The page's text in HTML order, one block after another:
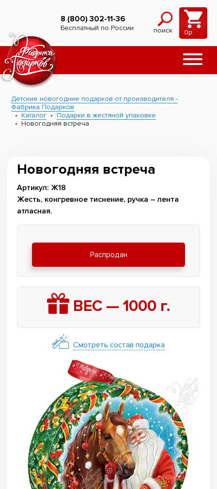
8 (800) 302-11-36
Бесплатный по России поиск 0р.
Детские новогодние подарков от производителя -
Фабрика Подарков
Каталог
Подарки в жестяной упаковке
Новогодняя встреча
Новогодняя встреча
Артикул: Ж18
Жесть, конгревное тиснение, ручка – лента
атласная.
Распродан
ВЕС — 1000г.
Смотреть состав подарка